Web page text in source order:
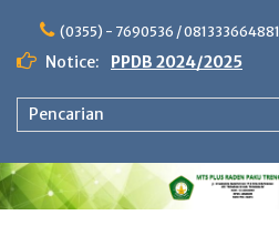
content
(0355) - 7690536 / 081333664881
Notice: PPDB 2024/2025
Pencarian